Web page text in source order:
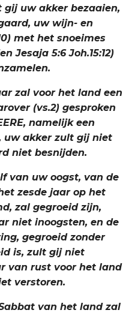
gij uw akker bezaaien,
uw wijn- en
met het snoeimes
Jesaja 5:6 Joh.15:12)
zal voor het land een
(vs.2) gesproken
namelijk een
uw akker zult gij niet
niet besnijden.
van uw oogst, van de
zesde jaar op het
zal gegroeid zijn,
niet inoogsten, en de
gegroeid zonder
is, zult gij niet
van rust voor het land
verstoren.
van het land zal